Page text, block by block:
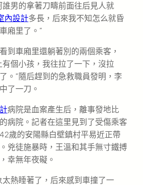
誰男的拿著刀疇前面往后見人就
內設計多長，后來我不知怎么就昏
廂里了。”
到車廂里還躺著別的兩個乘客，
有個小孩，我往拉了一下，沒拉
。”隨后趕到的急救職員發明，李
了一刀。
病院是血案產生后，離事發地比
病院。記者在這里見到了受傷乘客
歲的安陽縣白壁鎮村平易近正帶
兇徒施暴時，王溫和其手無寸鐵搏
幸無年夜礙。
太熱睡著了，后來感到車撞了一